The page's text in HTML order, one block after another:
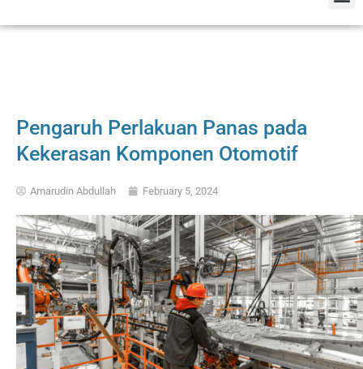
Pengaruh Perlakuan Panas pada
Kekerasan Komponen Otomotif
Amarudin Abdullah February 5, 2024